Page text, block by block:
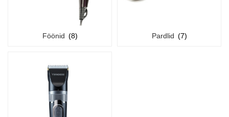
Föönid (8) Pardlid (7)